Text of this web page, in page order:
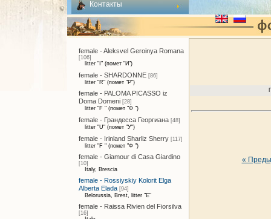
Контакты
female - Aleksvel Geroinya Romana
[106]
litter "I" (помет "И")
female - SHARDONNE [86]
litter "R" (помет "Р")
female - PALOMA PICASSO iz
Doma Domeni [28]
litter "F " (помет "Ф ")
female - Грандесса Георгиана [48]
litter "U" (помет "У")
female - Irinland Sharliz Sherry [117]
litter "F " (помет "Ф ")
female - Giamour di Casa Giardino
[10]
Italy, Brescia
female - Rossiyskiy Kolorit Elga
Alberta Elada [94]
Belorussia, Brest, litter "E"
female - Raissa Rivien del Fiorsilva
[16]
«